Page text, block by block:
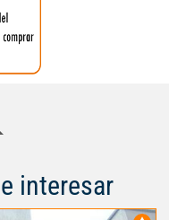
interesar